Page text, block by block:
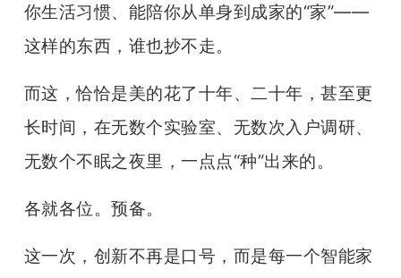
你生活习惯、能陪你从单身到成家的“家”——
这样的东西，谁也抄不走。
而这，恰恰是美的花了十年、二十年，甚至更
长时间，在无数个实验室、无数次入户调研、
无数个不眠之夜里，一点点“种”出来的。
各就各位。预备。
这一次，创新不再是口号，而是每一个智能家